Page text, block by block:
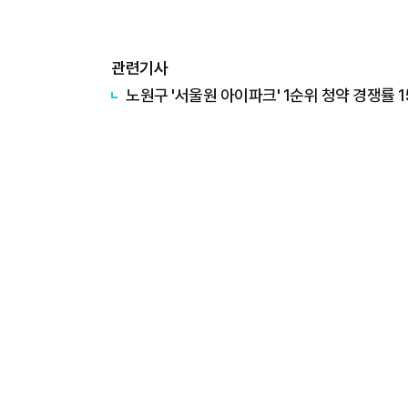
관련기사
노원구 '서울원 아이파크' 1순위 청약 경쟁률